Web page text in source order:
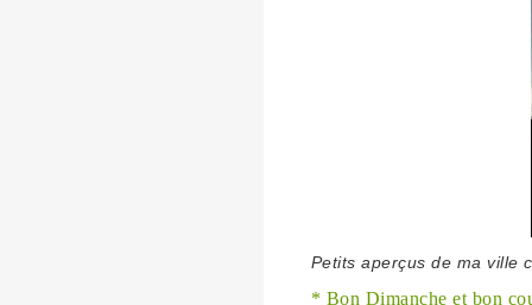
Petits aperçus de ma ville
* Bon Dimanche et bon